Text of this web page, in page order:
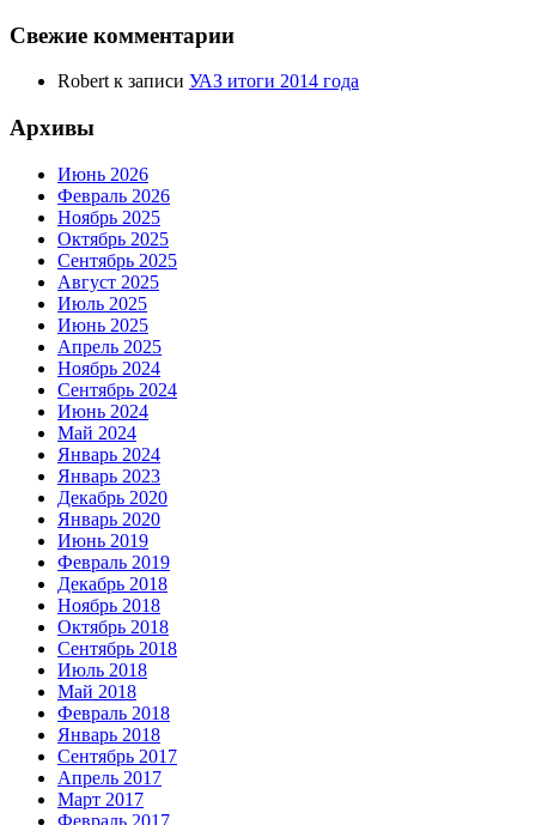
Свежие комментарии
Robert к записи УАЗ итоги 2014 года
Архивы
Июнь 2026
Февраль 2026
Ноябрь 2025
Октябрь 2025
Сентябрь 2025
Август 2025
Июль 2025
Июнь 2025
Апрель 2025
Ноябрь 2024
Сентябрь 2024
Июнь 2024
Май 2024
Январь 2024
Январь 2023
Декабрь 2020
Январь 2020
Июнь 2019
Февраль 2019
Декабрь 2018
Ноябрь 2018
Октябрь 2018
Сентябрь 2018
Июль 2018
Май 2018
Февраль 2018
Январь 2018
Сентябрь 2017
Апрель 2017
Март 2017
Февраль 2017